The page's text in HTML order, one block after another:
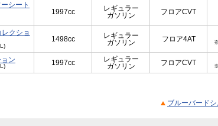
シート
1997cc
レギュラー
ガソリン
フロアCVT
クショ
1498cc
レギュラー
ガソリン
フロア4AT
ン 1997cc
レギュラー
ガソリン
フロアCVT
ブルーバード